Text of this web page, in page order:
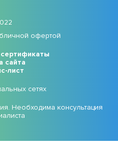
офертой
сайта
лист
сетях
Необходима консультация